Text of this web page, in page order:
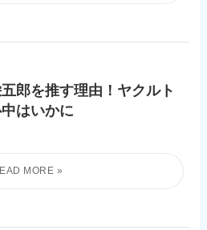
郎を推す理由！ヤクルト
はいかに